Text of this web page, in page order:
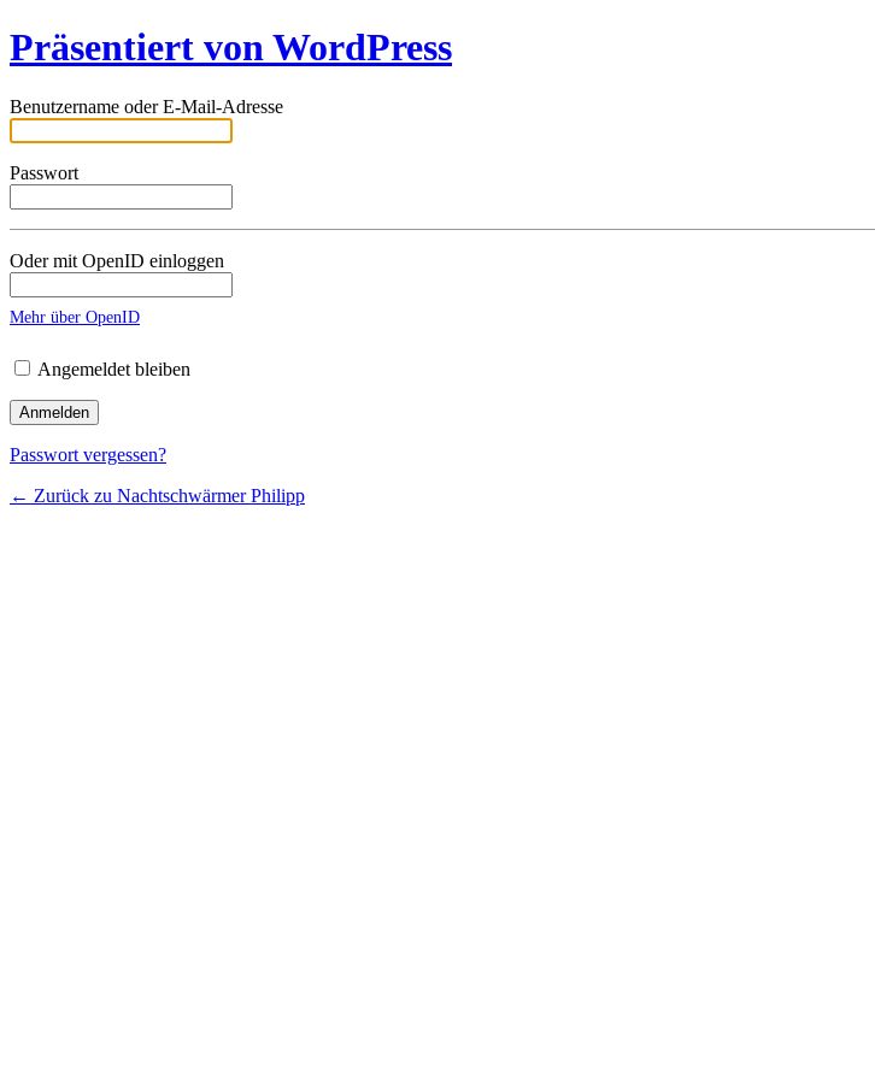
Präsentiert von WordPress
Benutzername oder E-Mail-Adresse
Passwort
Oder mit OpenID einloggen
Mehr über OpenID
Angemeldet bleiben
Passwort vergessen?
← Zurück zu Nachtschwärmer Philipp